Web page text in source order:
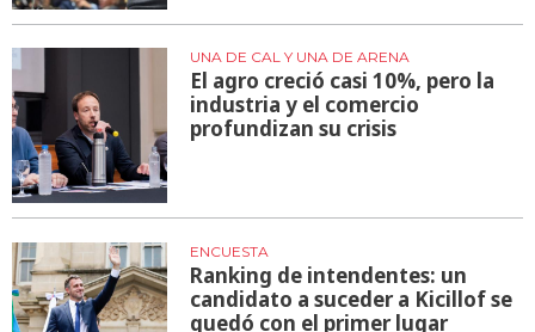
UNA DE CAL Y UNA DE ARENA
El agro creció casi 10%, pero la
industria y el comercio
profundizan su crisis
ENCUESTA
Ranking de intendentes: un
candidato a suceder a Kicillof se
quedó con el primer lugar